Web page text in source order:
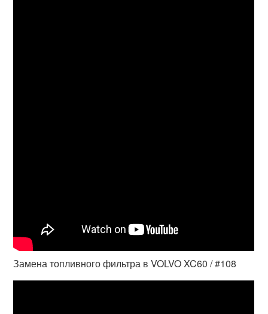
Замена топливного фильтра в VOLVO XC60 / #108